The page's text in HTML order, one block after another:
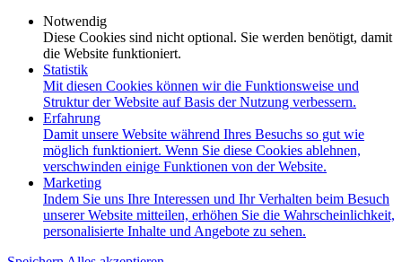
Notwendig
Diese Cookies sind nicht optional. Sie werden benötigt, damit
die Website funktioniert.
Statistik
Mit diesen Cookies können wir die Funktionsweise und
Struktur der Website auf Basis der Nutzung verbessern.
Erfahrung
Damit unsere Website während Ihres Besuchs so gut wie
möglich funktioniert. Wenn Sie diese Cookies ablehnen,
verschwinden einige Funktionen von der Website.
Marketing
Indem Sie uns Ihre Interessen und Ihr Verhalten beim Besuch
unserer Website mitteilen, erhöhen Sie die Wahrscheinlichkeit,
personalisierte Inhalte und Angebote zu sehen.